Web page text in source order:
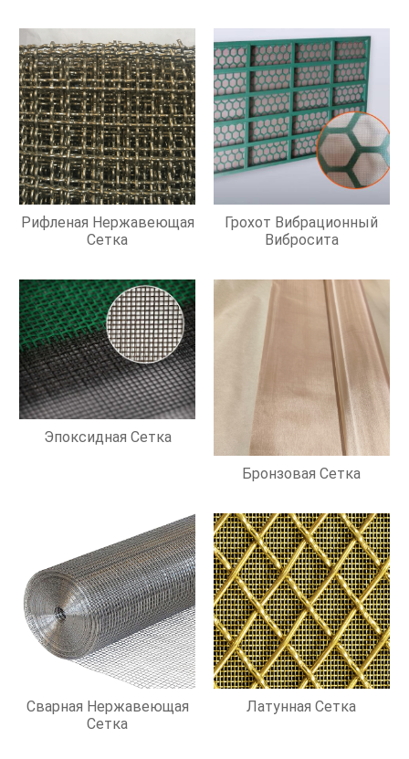
Рифленая Нержавеющая
Сетка
Грохот Вибрационный
Вибросита
Эпоксидная Сетка
Бронзовая Сетка
Сварная Нержавеющая
Сетка
Латунная Сетка